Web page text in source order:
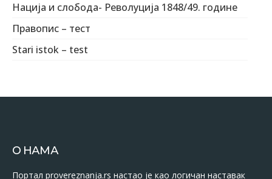
Нација и слобода- Револуција 1848/49. године
Правопис – тест
Stari istok – test
О НАМА
Портал provereznanja.rs настао је као логичан наставак